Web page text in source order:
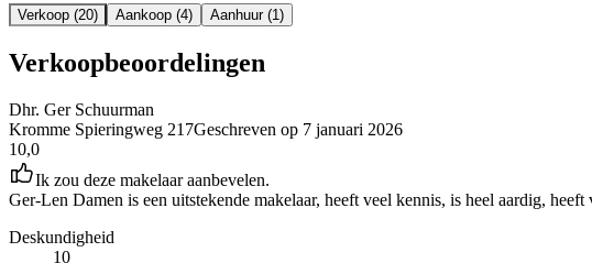
Verkoop (20) Aankoop (4) Aanhuur (1)
Verkoopbeoordelingen
Dhr. Ger Schuurman
Kromme Spieringweg 217Geschreven op 7 januari 2026
10,0
Ik zou deze makelaar aanbevelen.
Ger-Len Damen is een uitstekende makelaar, heeft veel kennis, is heel aardig,
Deskundigheid
10